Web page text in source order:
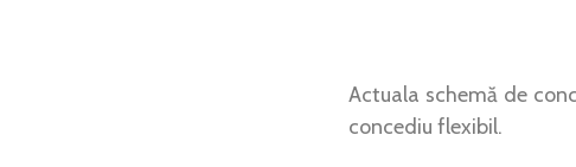
Actuala schemă de
concediu flexibil.